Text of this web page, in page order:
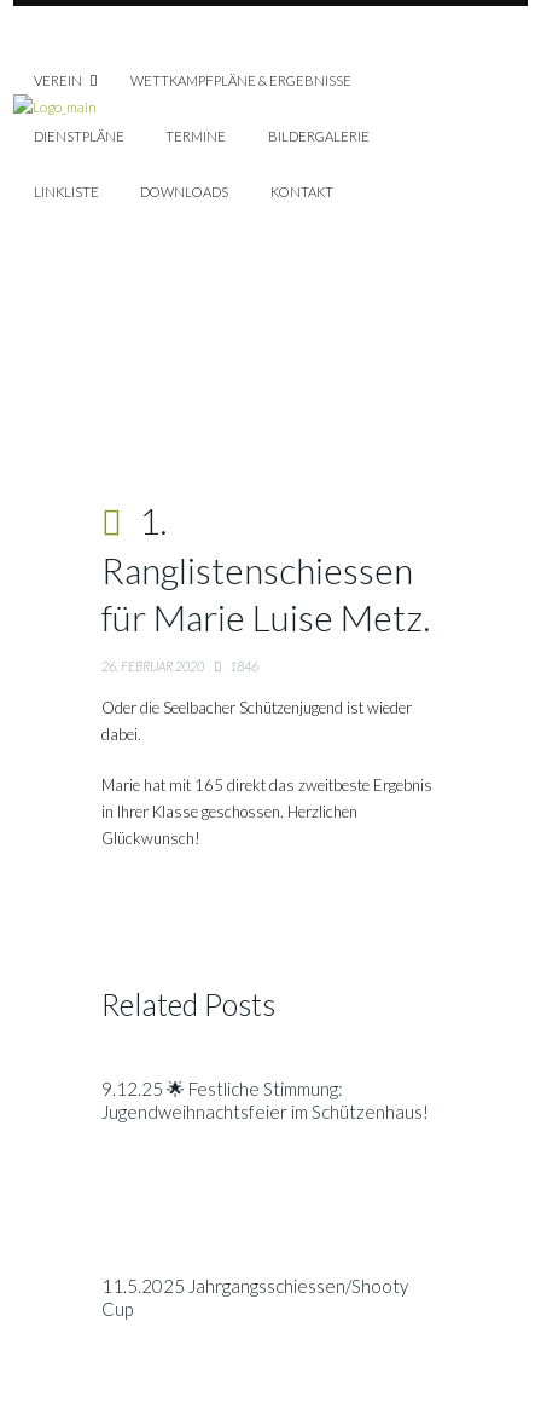
VEREIN WETTKAMPFPLÄNE & ERGEBNISSE
DIENSTPLÄNE TERMINE BILDERGALERIE
LINKLISTE DOWNLOADS KONTAKT
1.
Ranglistenschiessen
für Marie Luise Metz.
26. FEBRUAR 2020 1846
Oder die Seelbacher Schützenjugend ist wieder
dabei.
Marie hat mit 165 direkt das zweitbeste Ergebnis
in Ihrer Klasse geschossen. Herzlichen
Glückwunsch!
Related Posts
9.12.25 🌟 Festliche Stimmung:
Jugendweihnachtsfeier im Schützenhaus!
11.5.2025 Jahrgangsschiessen/Shooty
Cup